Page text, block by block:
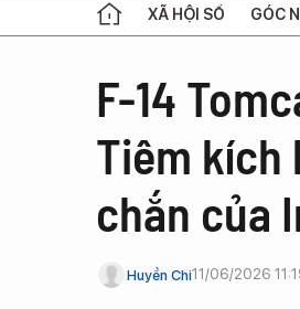
XÃ HỘI SỐ GÓC
F-14
Tiêm kích
chắn của
Huyền Chi11/06/2026